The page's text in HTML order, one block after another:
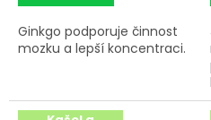
Ginkgo podporuje činnost
mozku a lepší koncentraci.